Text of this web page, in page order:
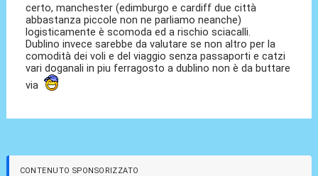
certo, manchester (edimburgo e cardiff due città
abbastanza piccole non ne parliamo neanche)
logisticamente è scomoda ed a rischio sciacalli.
Dublino invece sarebbe da valutare se non altro per la
comodità dei voli e del viaggio senza passaporti e catzi
vari doganali in piu ferragosto a dublino non è da buttare
via
CONTENUTO SPONSORIZZATO